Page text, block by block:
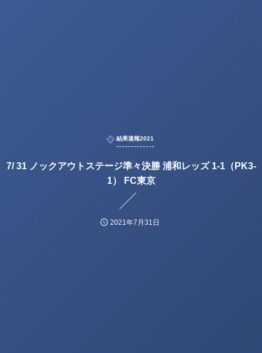
結果速報2021
7/ 31 ノックアウトステージ準々決勝 浦和レッズ 1-1（PK3-
1） FC東京
2021年7月31日